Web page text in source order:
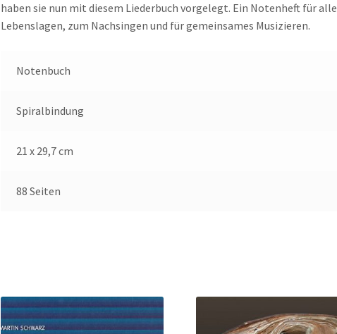
haben sie nun mit diesem Liederbuch vorgelegt. Ein Notenheft für alle
Lebenslagen, zum Nachsingen und für gemeinsames Musizieren.
Notenbuch
Spiralbindung
21 x 29,7 cm
88 Seiten